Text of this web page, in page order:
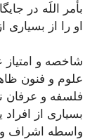
بأمر اللَه در
او را از
شاخصه و امتياز
علوم و فنون
فلسفه و عرفان
بسيارى از
واسطه اشراف و